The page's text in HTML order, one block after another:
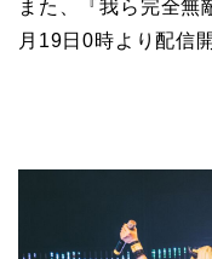
また、『我ら完全無
月19日0時より配信